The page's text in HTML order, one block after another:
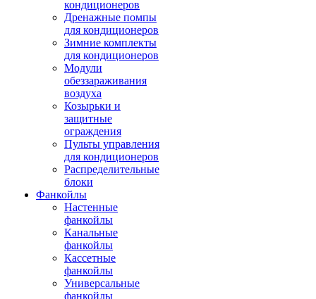
кондиционеров
Дренажные помпы
для кондиционеров
Зимние комплекты
для кондиционеров
Модули
обеззараживания
воздуха
Козырьки и
защитные
ограждения
Пульты управления
для кондиционеров
Распределительные
блоки
Фанкойлы
Настенные
фанкойлы
Канальные
фанкойлы
Кассетные
фанкойлы
Универсальные
фанкойлы